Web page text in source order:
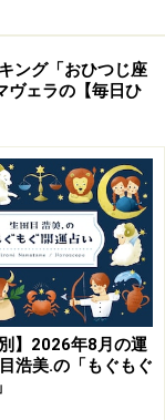
ング「おひつじ座
ヴェラの【毎日ひ
別】2026年8月の運
浩美.の「もぐもぐ